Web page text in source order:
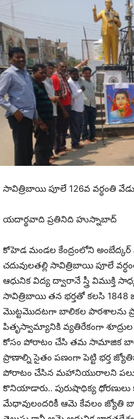
సావిత్రిబాయి పూలే 126వ వర్ధంతి
యదార్థవాది ప్రతినిది హుస్నాబాద్
కోహెడ మండల కేంద్రంలోని అంబేద్కర్
చదువులతల్లి సావిత్రిబాయి పూలే
ఆధునిక విద్య ద్వారానే స్త్రీ విముక్తి
సావిత్రిబాయి తన భర్తతో కలసి 1848
మొట్టమొదటగా బాలికల పాఠశాలను
పితృస్వామ్యానికి వ్యతిరేకంగా
కోసం పోరాటం చేసి తమ సామాజిక
ప్రాణాల్ని సైతం పణంగా పెట్టి భర్త
పోరాటం చేసిన మహానియురాలని
కొనియాడారు.. పురుషాధిక్య
మేధావులందరికీ ఆమె కేవలం జ్యోతి